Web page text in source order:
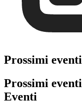
Prossimi eventi
Prossimi
Eventi